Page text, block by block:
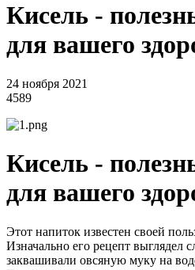
Кисель -
для вашего
24 ноября 2021
4589
Кисель -
для вашего
Этот напиток известен своей
Изначально его рецепт выглядел
заквашивали овсяную муку на